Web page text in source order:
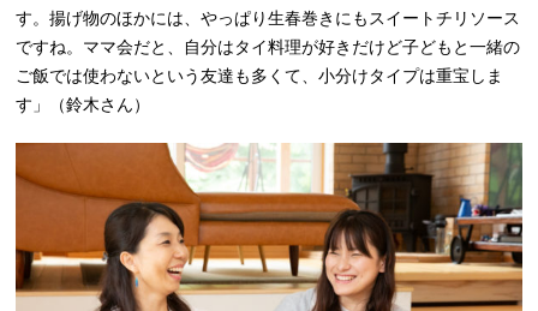
す。揚げ物のほかには、やっぱり生春巻きにもスイートチリソース
ですね。ママ会だと、自分はタイ料理が好きだけど子どもと一緒の
ご飯では使わないという友達も多くて、小分けタイプは重宝しま
す」（鈴木さん）